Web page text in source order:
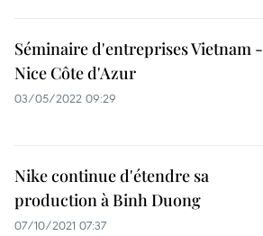
Séminaire d'entreprises Vietnam -
Nice Côte d'Azur
03/05/2022 09:29
Nike continue d'étendre sa
production à Binh Duong
07/10/2021 07:37